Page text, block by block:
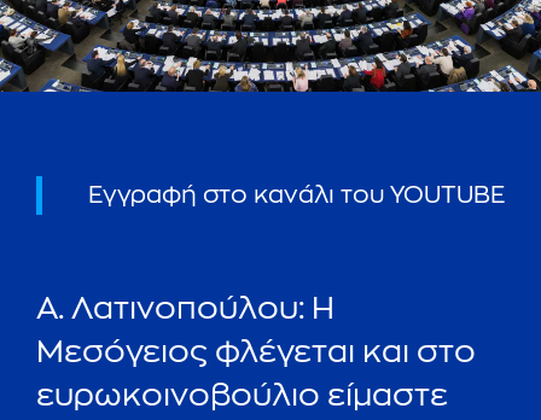
Εγγραφή στο κανάλι του YOUTUBE
Α. Λατινοπούλου: Η
Μεσόγειος φλέγεται και στο
ευρωκοινοβούλιο είμαστε